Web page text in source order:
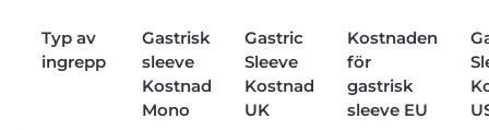
Typ av
ingrepp
Gastrisk
sleeve
Kostnad
Mono
Gastric
Sleeve
Kostnad
UK
Kostnaden
för
gastrisk
sleeve EU